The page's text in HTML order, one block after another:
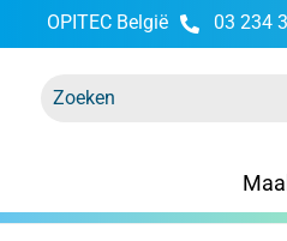
Ga naar de
OPITEC België 03 234